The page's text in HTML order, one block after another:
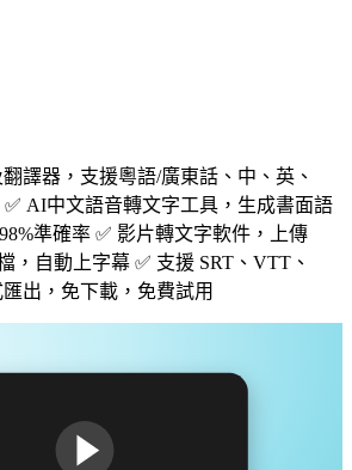
譯器，支援粵語/廣東話、中、英、
✅ AI中文語音轉文字工具，生成書面語
準確率 ✅ 影片轉文字軟件，上傳
，自動上字幕 ✅ 支援 SRT、VTT、
出，免下載，免費試用